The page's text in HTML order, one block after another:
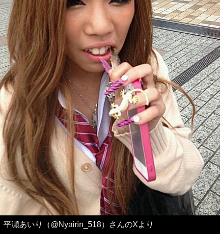
平瀬あいり（@Nyairin_518）さんのXより